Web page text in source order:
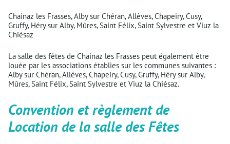
Chainaz les Frasses, Alby sur Chéran, Allèves, Chapeiry, Cusy,
Gruffy, Héry sur Alby, Mûres, Saint Félix, Saint Sylvestre et Viuz la
Chiésaz
La salle des fêtes de Chainaz les Frasses peut également être
louée par les associations établies sur les communes suivantes :
Alby sur Chéran, Allèves, Chapeiry, Cusy, Gruffy, Héry sur Alby,
Mûres, Saint Félix, Saint Sylvestre et Viuz la Chiésaz.
Convention et règlement de
Location de la salle des Fêtes